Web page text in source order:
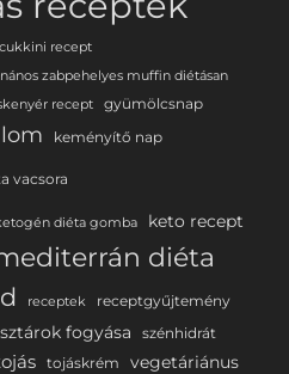
recept
zabpehelyes muffin diétásan
recept gyümölcsnap
keményítő nap
vacsora
diéta gomba keto recept
diéta
receptek receptgyűjtemény
sztárok fogyása
szénhidrát
tojáskrém vegetáriánus